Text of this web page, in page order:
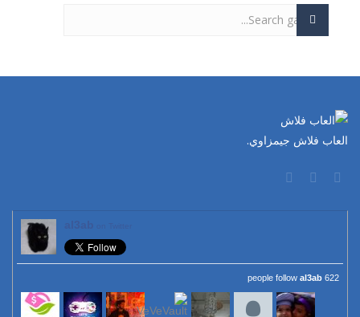
فروتي كراش
لعبة الكرة العجيبة
العاب فلاش جيمزاوي.
622 people follow
al3ab